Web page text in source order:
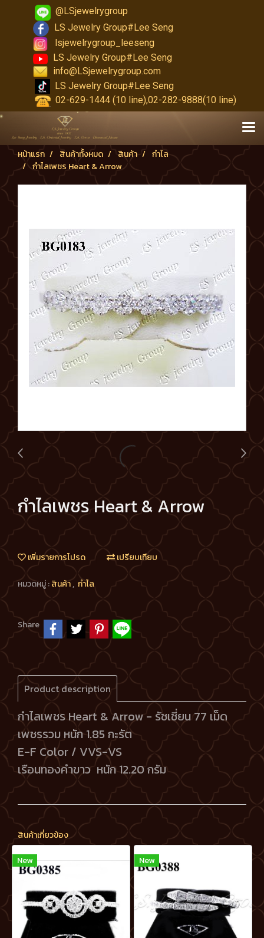
@LSjewelrygroup
LS Jewelry Group#Lee Seng
lsjewelrygroup_leeseng
LS Jewelry Group#Lee Seng
info@LSjewelrygroup.com
LS Jewelry Group#Lee Seng
02-629-1444 (10 line),02-282-9888(10 line)
หน้าแรก สินค้าทั้งหมด สินค้า
กำไล
กำไลเพชร Heart & Arrow
กำไลเพชร Heart & Arrow
เพิ่มรายการโปรด เปรียบเทียบ
หมวดหมู่ :สินค้า, กำไล
Share
Product description
กำไลเพชร Heart & Arrow - รัชเชี่ยน 77 เม็ด
เพชรรวม หนัก 1.85 กะรัต
E-F Color / VVS-VS
เรือนทองคำขาว หนัก 12.20 กรัม
สินค้าเกี่ยวข้อง
New New